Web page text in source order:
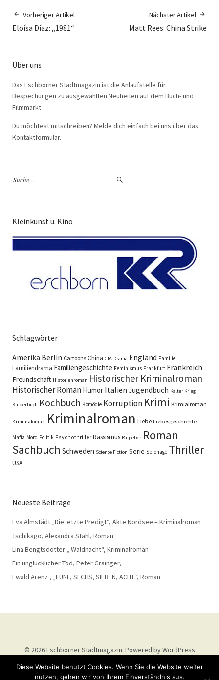
Vorheriger Artikel
Eloísa Díaz: „1981“
Nächster Artikel
Matt Rees: China Strike
Über uns
Das Eschborner Stadtmagazin ist die Anlaufstelle für
Bespechungen zu ausgewählten Neuheiten auf dem Buch- und
Filmmarkt.
Du möchtest mitschreiben? Melde dich einfach bei uns über das
Kontaktformular.
Kleinkunst u. Kino
Schlagwörter
Amerika Berlin Cartoons China CIA Drama England Familie
Familiendrama Familiengeschichte Feminismus Frankfurt Frankreich
Freundschaft Historienroman Historischer Kriminalroman
Historischer Roman Humor Italien Jugendbuch Kalter Krieg
Kinderbuch Kochbuch Komödie Korruption Krimi Krimialroman
Kriminaloman Kriminalroman Liebe Liebesgeschichte
Mafia Mord Politik Psychothriller Rassismus Ratgeber Roman
Sachbuch Schweden Science Fiction Serie Spionage Thriller
USA
Neueste Beiträge
Eva Almstädt „Die letzte Predigt“, Akte Nordsee – Kriminalroman
Tschikago, Alexandra Stahl, Roman
Lina Bengtsdotter „ Waldnacht“, Kriminalroman
Ein unglücklicher Tod, Peter Grainger,
Ewald Arenz , „FÜNF, SECHS, SIEBEN, ACHT“, Roman
© 2026Eschborner Stadtmagazin. Powered byWordPress
Diese Website benutzt Cookies. Wenn Sie die Website weiter
nutzen, gehen wir von Ihrem Einverständnis aus.